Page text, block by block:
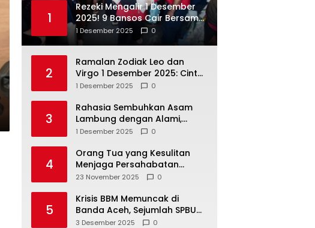
1
Rezeki Mengalir 1 Desember
2025! 9 Bansos Cair Bersama:
PKH, BPNT, dan KKS Mandiri
Double
1 Desember 2025 0
2
Ramalan Zodiak Leo dan
Virgo 1 Desember 2025: Cinta,
Karir, Kesehatan, dan
1 Desember 2025 0
3
Rahasia Sembuhkan Asam
Lambung dengan Alami,
Nomor 4 Disalahpahami
1 Desember 2025 0
4
Orang Tua yang Kesulitan
Menjaga Persahabatan
Biasanya Lakukan 8 Hal Ini
23 November 2025 0
5
Krisis BBM Memuncak di
Banda Aceh, Sejumlah SPBU
Tutup Total
3 Desember 2025 0